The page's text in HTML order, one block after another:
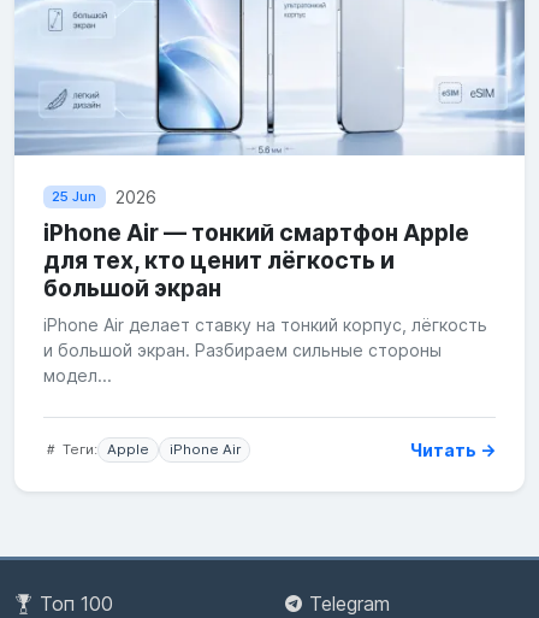
25 Jun 2026
iPhone Air — тонкий смартфон Apple
для тех, кто ценит лёгкость и
большой экран
iPhone Air делает ставку на тонкий корпус, лёгкость
и большой экран. Разбираем сильные стороны
модел...
Теги: Apple iPhone Air Читать →
Топ 100
Telegram